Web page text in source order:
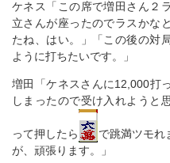
ケネス「この席で増田さん２
立さんが座ったのでラスかな
たね、はい。」「この後の対
ように打ちたいです。」
増田「ケネスさんに12,000打
しまったので受け入れようと
って押したら
で跳満ツモれ
が、頑張ります。」